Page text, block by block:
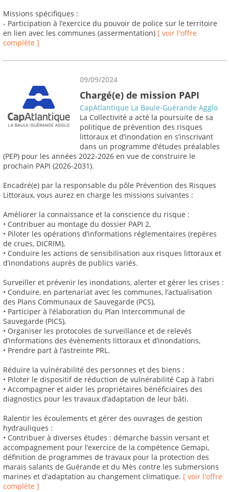
Missions spécifiques :
- Participation à l’exercice du pouvoir de police sur le territoire
en lien avec les communes (assermentation) [ voir l'offre
complète ]
09/09/2024
Chargé(e) de mission PAPI
CapAtlantique La Baule-Guérande Agglo
La Collectivité a acté la poursuite de sa
politique de prévention des risques
littoraux et d’inondation en s’inscrivant
dans un programme d’études préalables
(PEP) pour les années 2022-2026 en vue de construire le
prochain PAPI (2026-2031).
Encadré(e) par la responsable du pôle Prévention des Risques
Littoraux, vous aurez en charge les missions suivantes :
Améliorer la connaissance et la conscience du risque :
• Contribuer au montage du dossier PAPI 2,
• Piloter les opérations d’informations réglementaires (repères
de crues, DICRIM),
• Conduire les actions de sensibilisation aux risques littoraux et
d’inondations auprès de publics variés.
Surveiller et prévenir les inondations, alerter et gérer les crises :
• Conduire, en partenariat avec les communes, l’actualisation
des Plans Communaux de Sauvegarde (PCS),
• Participer à l’élaboration du Plan Intercommunal de
Sauvegarde (PICS),
• Organiser les protocoles de surveillance et de relevés
d’informations des évènements littoraux et d’inondations,
• Prendre part à l’astreinte PRL.
Réduire la vulnérabilité des personnes et des biens :
• Piloter le dispositif de réduction de vulnérabilité Cap à l’abri
• Accompagner et aider les propriétaires bénéficiaires des
diagnostics pour les travaux d’adaptation de leur bâti.
Ralentir les écoulements et gérer des ouvrages de gestion
hydrauliques :
• Contribuer à diverses études : démarche bassin versant et
accompagnement pour l’exercice de la compétence Gemapi,
définition de programmes de travaux pour la protection des
marais salants de Guérande et du Mès contre les submersions
marines et d’adaptation au changement climatique. [ voir l'offre
complète ]